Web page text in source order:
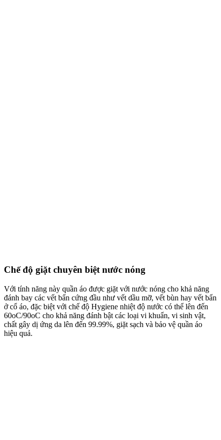
Chế độ giặt chuyên biệt nước nóng
Với tính năng này quần áo được giặt với nước nóng cho khả năng
đánh bay các vết bẩn cứng đầu như vết dầu mỡ, vết bùn hay vết bẩn
ở cổ áo, đặc biệt với chế độ Hygiene nhiệt độ nước có thể lên đến
60oC/90oC cho khả năng đánh bật các loại vi khuẩn, vi sinh vật,
chất gây dị ứng da lên đến 99.99%, giặt sạch và bảo vệ quần áo
hiệu quả.